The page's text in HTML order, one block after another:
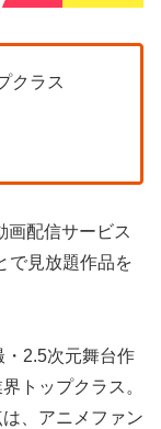
クラス
画配信サービス
で見放題作品を
・2.5次元舞台作
トップクラス。
、アニメファン